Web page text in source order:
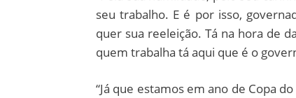
seu trabalho. E é por isso,
quer sua reeleição. Tá na hora de
quem trabalha tá aqui que é o
“Já que estamos em ano de Copa